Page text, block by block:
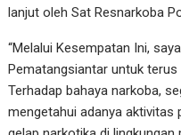
lanjut oleh Sat Resnarkoba
“Melalui Kesempatan Ini,
Pematangsiantar untuk terus
Terhadap bahaya narkoba,
mengetahui adanya aktivitas